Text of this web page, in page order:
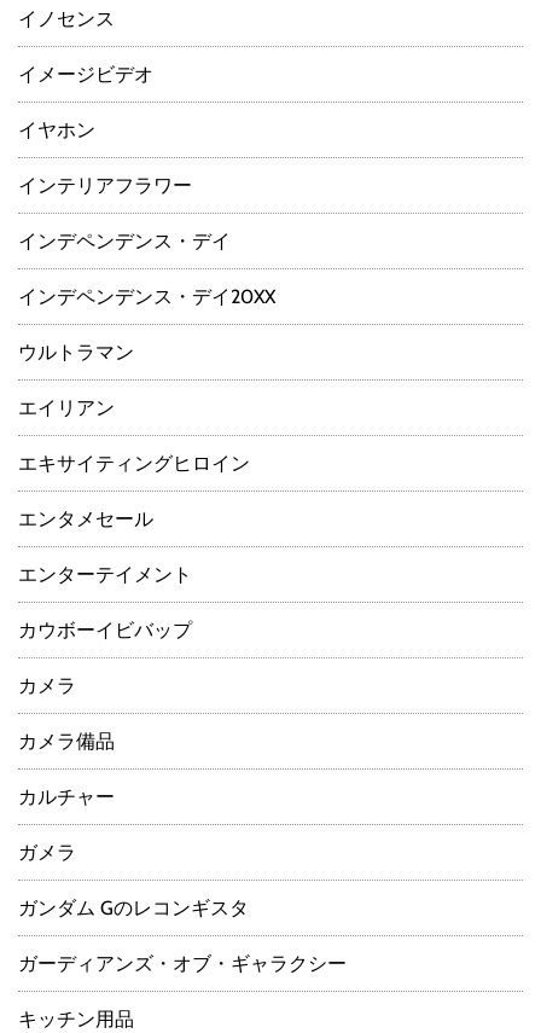
イノセンス
イメージビデオ
イヤホン
インテリアフラワー
インデペンデンス・デイ
インデペンデンス・デイ20XX
ウルトラマン
エイリアン
エキサイティングヒロイン
エンタメセール
エンターテイメント
カウボーイビバップ
カメラ
カメラ備品
カルチャー
ガメラ
ガンダム Gのレコンギスタ
ガーディアンズ・オブ・ギャラクシー
キッチン用品